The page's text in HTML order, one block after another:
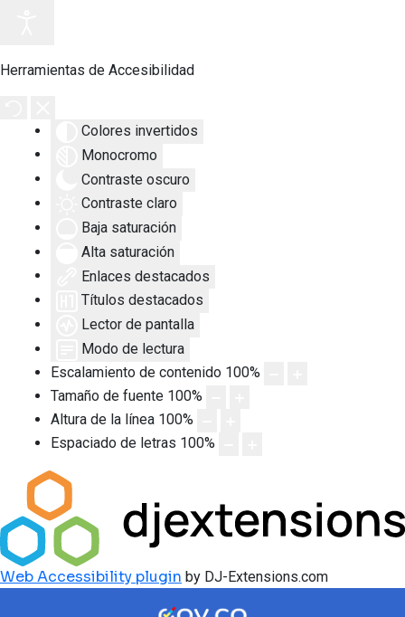
Herramientas de Accesibilidad
Colores invertidos
Monocromo
Contraste oscuro
Contraste claro
Baja saturación
Alta saturación
Enlaces destacados
Títulos destacados
Lector de pantalla
Modo de lectura
Escalamiento de contenido 100%
Tamaño de fuente 100%
Altura de la línea 100%
Espaciado de letras 100%
Web Accessibility plugin by DJ-Extensions.com